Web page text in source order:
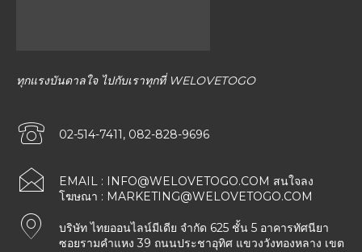
ทุกแรงบันดาลใจ ไปกับเราทุกที่ WELOVETOGO
02-514-7411, 082-828-9696
EMAIL : INFO@WELOVETOGO.COM สนใจลง
โฆษณา : MARKETING@WELOVETOGO.COM
บริษัท ไทยออนไลน์มีเดีย จำกัด 625 ชั้น 5 อาคารทัศนียา
ซอยรามคำแหง 39 ถนนประชาอุทิศ แขวงวังทองหลาง เขต